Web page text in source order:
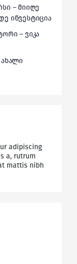
– მიიღე
ინვესტიცია
– ვიკა
adipiscing
a, rutrum
mattis nibh